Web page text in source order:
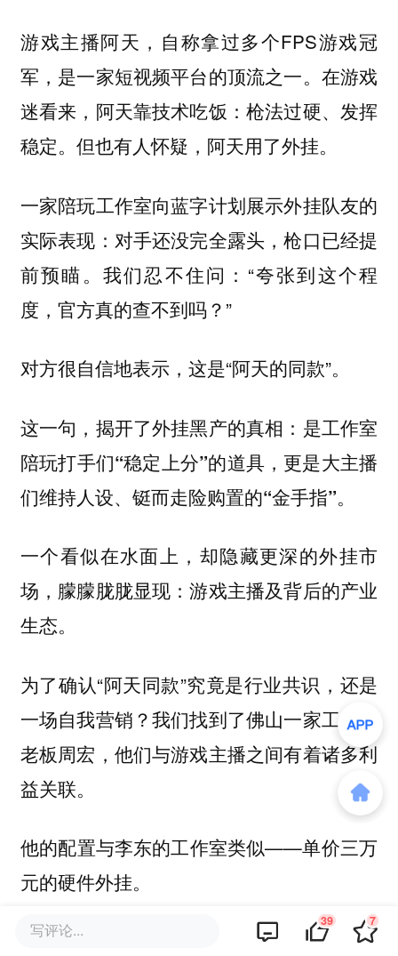
游戏主播阿天，自称拿过多个FPS游戏冠
军，是一家短视频平台的顶流之一。在游戏
迷看来，阿天靠技术吃饭：枪法过硬、发挥
稳定。但也有人怀疑，阿天用了外挂。
一家陪玩工作室向蓝字计划展示外挂队友的
实际表现：对手还没完全露头，枪口已经提
前预瞄。我们忍不住问：“夸张到这个程
度，官方真的查不到吗？”
对方很自信地表示，这是“阿天的同款”。
这一句，揭开了外挂黑产的真相： 是工作室
陪玩打手们“稳定上分”的道具，更是大主播
们维持人设、铤而走险购置的“金手指”。
一个看似在水面上，却隐藏更深的外挂市
场，朦朦胧胧显现：游戏主播及背后的产业
生态。
为了确认“阿天同款”究竟是行业共识，还是
一场自我营销？我们找到了佛山一家工作室
老板周宏，他们与游戏主播之间有着诸多利
益关联。
他的配置与李东的工作室类似——单价三万
元的硬件外挂。
在他的理解中，主播开外挂再正常不过。尽
写评论... 39 7